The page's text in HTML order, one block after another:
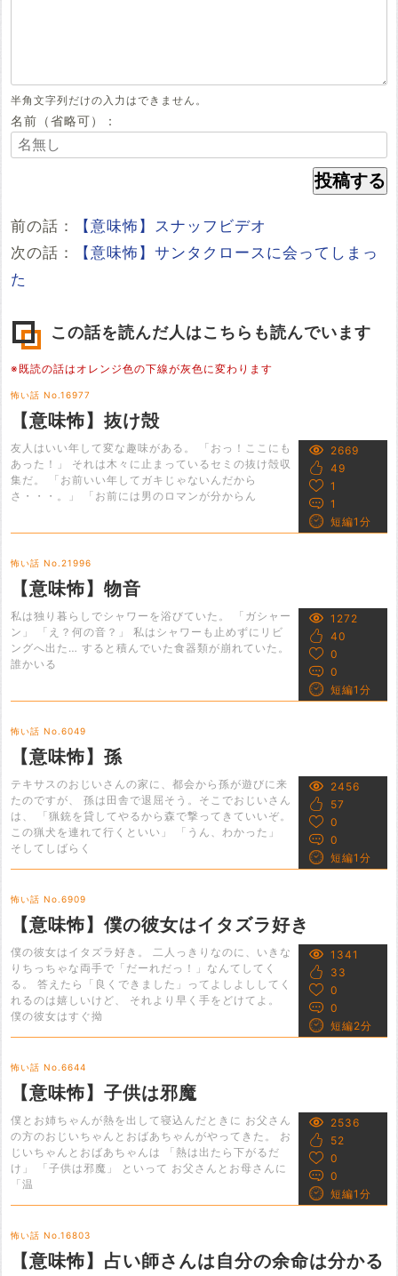
半角文字列だけの入力はできません。
名前（省略可）：
前の話：
【意味怖】スナッフビデオ
次の話：
【意味怖】サンタクロースに会ってしまっ
た
この話を読んだ人はこちらも読んでいます
※既読の話はオレンジ色の下線が灰色に変わります
怖い話 No.16977
【意味怖】抜け殻
友人はいい年して変な趣味がある。 「おっ！ここにも
あった！」 それは木々に止まっているセミの抜け殻収
集だ。 「お前いい年してガキじゃないんだから
さ・・・。」 「お前には男のロマンが分からん
2669
49
1
1
短編1分
怖い話 No.21996
【意味怖】物音
私は独り暮らしでシャワーを浴びていた。 「ガシャー
ン」 「え？何の音？」 私はシャワーも止めずにリビ
ングへ出た… すると積んでいた食器類が崩れていた。
誰かいる
1272
40
0
0
短編1分
怖い話 No.6049
【意味怖】孫
テキサスのおじいさんの家に、都会から孫が遊びに来
たのですが、 孫は田舎で退屈そう。そこでおじいさん
は、 「猟銃を貸してやるから森で撃ってきていいぞ。
この猟犬を連れて行くといい」 「うん、わかった」
そしてしばらく
2456
57
0
0
短編1分
怖い話 No.6909
【意味怖】僕の彼女はイタズラ好き
僕の彼女はイタズラ好き。 二人っきりなのに、いきな
りちっちゃな両手で「だーれだっ！」なんてしてく
る。 答えたら「良くできました」ってよしよししてく
れるのは嬉しいけど、 それより早く手をどけてよ。
僕の彼女はすぐ拗
1341
33
0
0
短編2分
怖い話 No.6644
【意味怖】子供は邪魔
僕とお姉ちゃんが熱を出して寝込んだときに お父さん
の方のおじいちゃんとおばあちゃんがやってきた。 お
じいちゃんとおばあちゃんは 「熱は出たら下がるだ
け」 「子供は邪魔」 といって お父さんとお母さんに
「温
2536
52
0
0
短編1分
怖い話 No.16803
【意味怖】占い師さんは自分の余命は分かる